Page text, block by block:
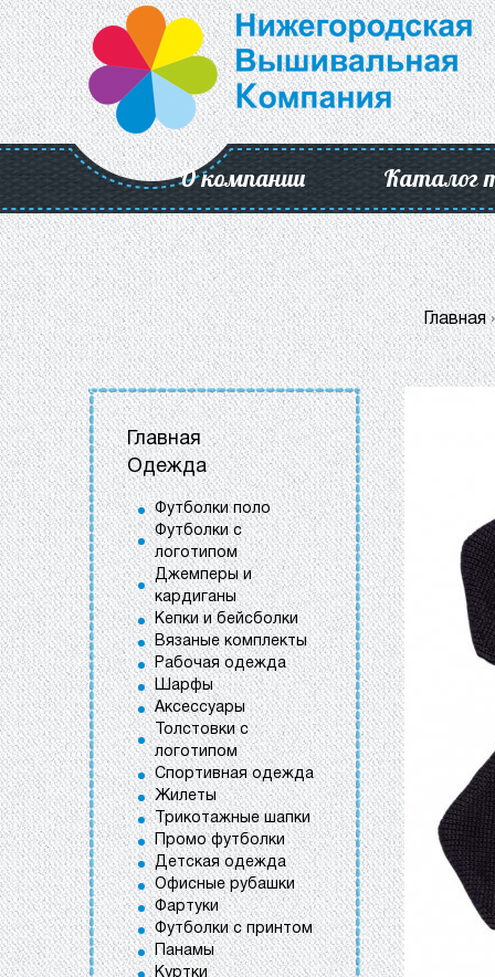
О компании Каталог
Главная
Главная
Одежда
Футболки поло
Футболки с
логотипом
Джемперы и
кардиганы
Кепки и бейсболки
Вязаные комплекты
Рабочая одежда
Шарфы
Аксессуары
Толстовки с
логотипом
Спортивная одежда
Жилеты
Трикотажные шапки
Промо футболки
Детская одежда
Офисные рубашки
Фартуки
Футболки с принтом
Панамы
Куртки